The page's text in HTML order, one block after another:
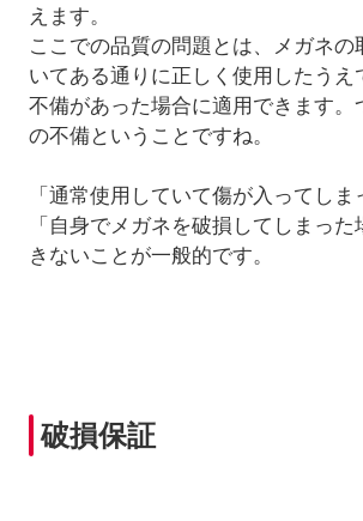
えます。
ここでの品質の問題とは、メガネの
いてある通りに正しく使用したうえ
不備があった場合に適用できます。
の不備ということですね。
「通常使用していて傷が入ってし
「自身でメガネを破損してしまっ
きないことが一般的です。
破損保証